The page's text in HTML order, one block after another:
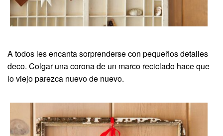
A todos les encanta sorprenderse con pequeños detalles
deco. Colgar una corona de un marco reciclado hace que
lo viejo parezca nuevo de nuevo.